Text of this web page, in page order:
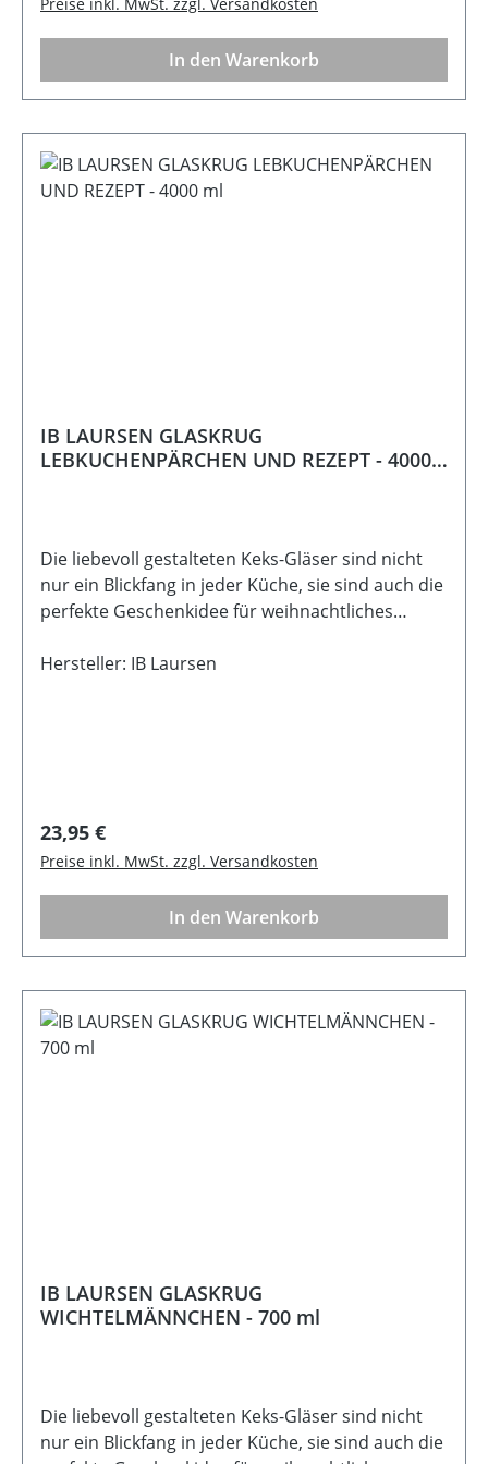
In den Warenkorb
IB LAURSEN GLASKRUG
LEBKUCHENPÄRCHEN UND REZEPT - 4000
Die liebevoll gestalteten Keks-Gläser sind nicht
nur ein Blickfang in jeder Küche, sie sind auch die
perfekte Geschenkidee für weihnachtliches
Freunde oder Deko-Highlight - die Gläser
Hersteller: IB Laursen
Regulärer Preis:
23,95 €
Preise inkl. MwSt. zzgl. Versandkosten
In den Warenkorb
IB LAURSEN GLASKRUG
WICHTELMÄNNCHEN - 700 ml
Die liebevoll gestalteten Keks-Gläser sind nicht
nur ein Blickfang in jeder Küche, sie sind auch die